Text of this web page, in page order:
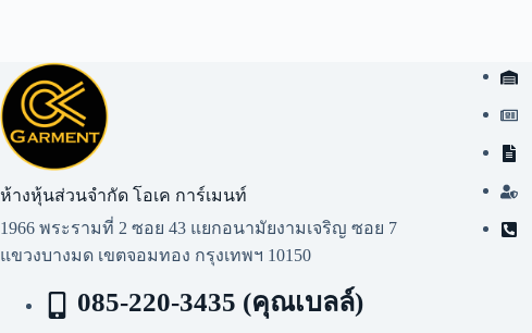
ห้างหุ้นส่วนจำกัด โอเค การ์เมนท์​
1966 พระรามที่ 2 ซอย 43 แยกอนามัยงามเจริญ ซอย 7
แขวงบางมด เขตจอมทอง กรุงเทพฯ 10150
085-220-3435 (คุณเบลล์)